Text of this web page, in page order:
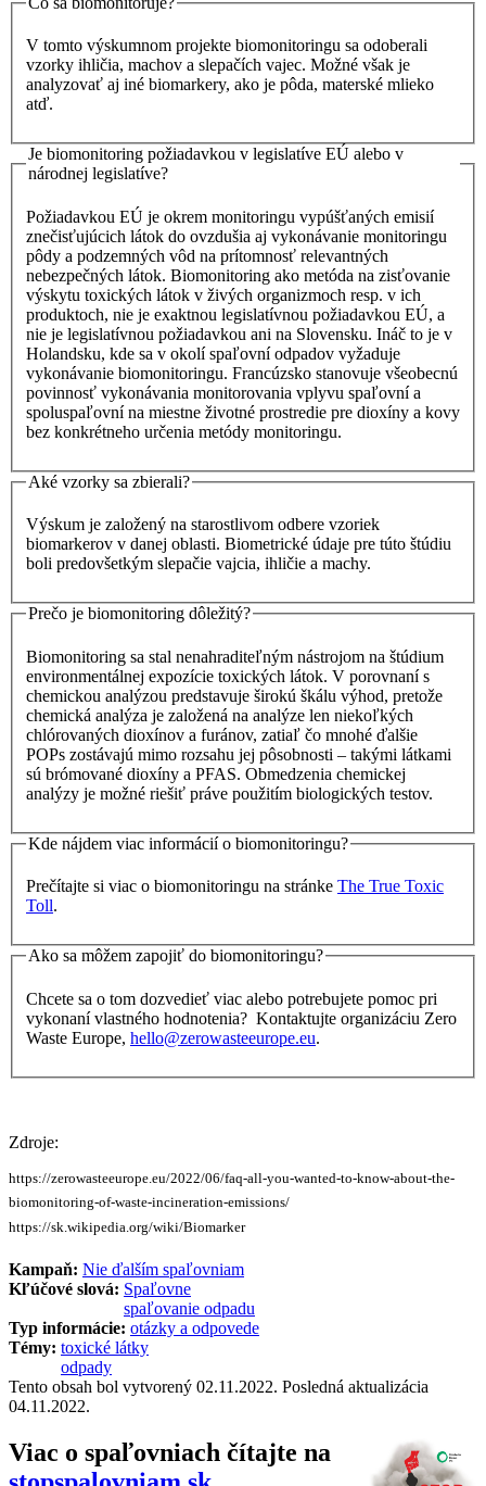
V tomto výskumnom projekte biomonitoringu sa odoberali
vzorky ihličia, machov a slepačích vajec. Možné však je
analyzovať aj iné biomarkery, ako je pôda, materské mlieko
atď.
Je biomonitoring požiadavkou v legislatíve EÚ alebo v
národnej legislatíve?
Požiadavkou EÚ je okrem monitoringu vypúšťaných emisií
znečisťujúcich látok do ovzdušia aj vykonávanie monitoringu
pôdy a podzemných vôd na prítomnosť relevantných
nebezpečných látok. Biomonitoring ako metóda na zisťovanie
výskytu toxických látok v živých organizmoch resp. v ich
produktoch, nie je exaktnou legislatívnou požiadavkou EÚ, a
nie je legislatívnou požiadavkou ani na Slovensku. Ináč to je v
Holandsku, kde sa v okolí spaľovní odpadov vyžaduje
vykonávanie biomonitoringu. Francúzsko stanovuje všeobecnú
povinnosť vykonávania monitorovania vplyvu spaľovní a
spoluspaľovní na miestne životné prostredie pre dioxíny a kovy
bez konkrétneho určenia metódy monitoringu.
Aké vzorky sa zbierali?
Výskum je založený na starostlivom odbere vzoriek
biomarkerov v danej oblasti. Biometrické údaje pre túto štúdiu
boli predovšetkým slepačie vajcia, ihličie a machy.
Prečo je biomonitoring dôležitý?
Biomonitoring sa stal nenahraditeľným nástrojom na štúdium
environmentálnej expozície toxických látok. V porovnaní s
chemickou analýzou predstavuje širokú škálu výhod, pretože
chemická analýza je založená na analýze len niekoľkých
chlórovaných dioxínov a furánov, zatiaľ čo mnohé ďalšie
POPs zostávajú mimo rozsahu jej pôsobnosti – takými látkami
sú brómované dioxíny a PFAS. Obmedzenia chemickej
analýzy je možné riešiť práve použitím biologických testov.
Kde nájdem viac informácií o biomonitoringu?
Prečítajte si viac o biomonitoringu na stránke The True Toxic
Toll.
Ako sa môžem zapojiť do biomonitoringu?
Chcete sa o tom dozvedieť viac alebo potrebujete pomoc pri
vykonaní vlastného hodnotenia? Kontaktujte organizáciu Zero
Waste Europe, hello@zerowasteeurope.eu.
Zdroje:
https://zerowasteeurope.eu/2022/06/faq-all-you-wanted-to-know-about-the-
biomonitoring-of-waste-incineration-emissions/
https://sk.wikipedia.org/wiki/Biomarker
Kampaň: Nie ďalším spaľovniam
Kľúčové slová: Spaľovne
spaľovanie odpadu
Typ informácie: otázky a odpovede
Témy: toxické látky
odpady
Tento obsah bol vytvorený 02.11.2022. Posledná aktualizácia
04.11.2022.
Viac o spaľovniach čítajte na